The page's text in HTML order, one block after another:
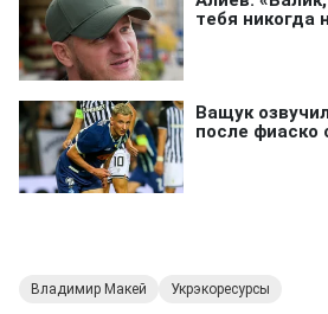
Владимир Макей Укрэкоресурсы